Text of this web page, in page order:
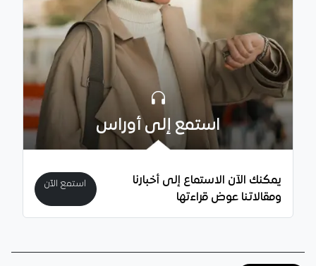
استمع إلى أوراس
يمكنك الآن الاستماع إلى أخبارنا
ومقالاتنا عوض قراءتها
استمع الآن